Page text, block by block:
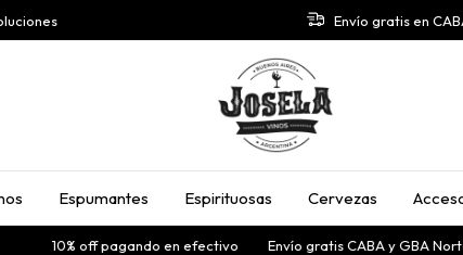
Envío gratis en
Espumantes Espirituosas Cervezas
10% off pagando en efectivo Envío gratis CABA y GBA Norte